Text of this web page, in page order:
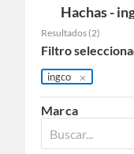
Hachas -
Resultados (2)
Filtro
ingco
Marca